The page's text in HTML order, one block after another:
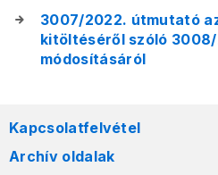
3007/2022. útmutató
kitöltéséről szóló
módosításáról
Kapcsolatfelvétel
Archív oldalak